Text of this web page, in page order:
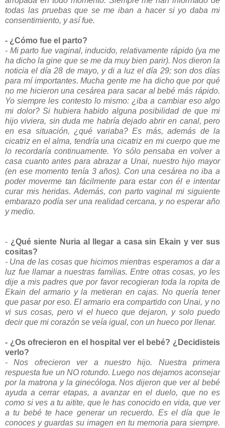
todas las pruebas que se me iban a hacer si yo daba mi
consentimiento, y así fue.
- ¿Cómo fue el parto?
- Mi parto fue vaginal, inducido, relativamente rápido (ya me
ha dicho la gine que se me da muy bien parir). Nos dieron la
noticia el día 28 de mayo, y di a luz el día 29; son dos días
para mí importantes. Mucha gente me ha dicho que por qué
no me hicieron una cesárea para sacar al bebé más rápido.
Yo siempre les contesto lo mismo: ¿iba a cambiar eso algo
mi dolor? Si hubiera habido alguna posibilidad de que mi
hijo viviera, sin duda me habría dejado abrir en canal, pero
en esa situación, ¿qué variaba? Es más, además de la
cicatriz en el alma, tendría una cicatriz en mi cuerpo que me
lo recordaría continuamente. Yo sólo pensaba en volver a
casa cuanto antes para abrazar a Unai, nuestro hijo mayor
(en ese momento tenía 3 años). Con una cesárea no iba a
poder moverme tan fácilmente para estar con él e intentar
curar mis heridas. Además, con parto vaginal mi siguiente
embarazo podía ser una realidad cercana, y no esperar año
y medio.
- ¿Qué siente Nuria al llegar a casa sin Ekain y ver sus
cositas?
- Una de las cosas que hicimos mientras esperamos a dar a
luz fue llamar a nuestras familias. Entre otras cosas, yo les
dije a mis padres que por favor recogieran toda la ropita de
Ekain del armario y la metieran en cajas. No quería tener
que pasar por eso. El armario era compartido con Unai, y no
vi sus cosas, pero vi el hueco que dejaron, y solo puedo
decir que mi corazón se veía igual, con un hueco porllenar.
- ¿Os ofrecieron en el hospital ver el bebé? ¿Decidisteis
verlo?
- Nos ofrecieron ver a nuestro hijo. Nuestra primera
respuesta fue un NO rotundo. Luego nos dejamos aconsejar
por la matrona y la ginecóloga. Nos dijeron que ver al bebé
ayuda a cerrar etapas, a avanzar en el duelo, que no es
como si ves a tu aitite, que le has conocido en vida, que ver
a tu bebé te hace generar un recuerdo. Es el día que le
conoces y guardas su imagen en tu memoria para siempre.